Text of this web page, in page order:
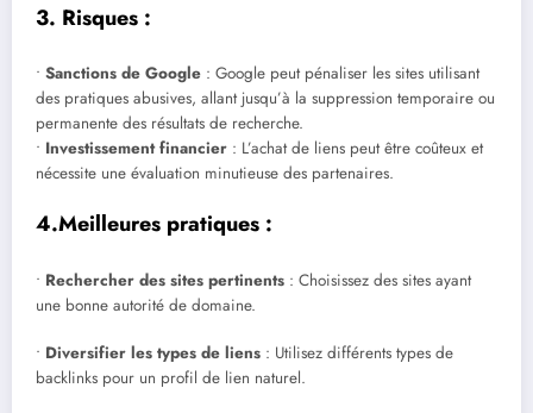
3. Risques :
• Sanctions de Google : Google peut pénaliser les sites utilisant
des pratiques abusives, allant jusqu’à la suppression temporaire ou
permanente des résultats de recherche.
• Investissement financier : L’achat de liens peut être coûteux et
nécessite une évaluation minutieuse des partenaires.
4.Meilleures pratiques :
• Rechercher des sites pertinents : Choisissez des sites ayant
une bonne autorité de domaine.
• Diversifier les types de liens : Utilisez différents types de
backlinks pour un profil de lien naturel.